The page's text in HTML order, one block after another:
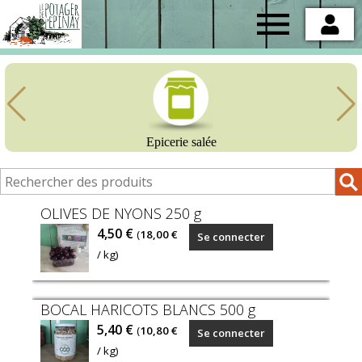
Epicerie salée
OLIVES DE NYONS 250 g
Nous
sommes
heureux
vous
présenter
en
4,50 € (18,00 €
/ kg)
Se connecter
BOCAL HARICOTS BLANCS 500 g
Transformé
par
5,40 € (10,80 €
/ kg)
Se connecter